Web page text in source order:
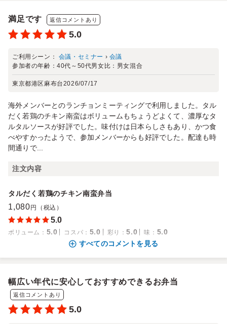
満足です 返信コメントあり
5.0
ご利用シーン： 会議・セミナー › 会議
参加者の年齢：40代～50代男女比： 男女混合
東京都港区麻布台2026/07/17
海外メンバーとのランチョンミーティングで利用しました。タル
だく若鶏のチキン南蛮はボリュームもちょうどよくて、濃厚なタ
ルタルソースが好評でした。味付けは日本らしさもあり、かつ食
べやすかったようで、参加メンバーからも好評でした。配達も時
間通りで...
注文内容
タルだく若鶏のチキン南蛮弁当
1,080 円（税込）
5.0
ボリューム ： 5.0 コスパ ： 5.0 彩り ：5.0 味 ： 5.0
すべてのコメントを見る
幅広い年代に安心しておすすめできるお弁当
返信コメントあり
5.0